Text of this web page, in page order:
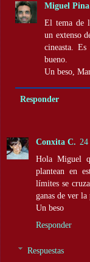
Miguel Pina
El tema de
un extenso
cineasta.
bueno.
Un beso,
Responder
Conxita C. 24
Hola Miguel
plantean en
límites se
ganas de ver
Un beso
Responder
Respuestas